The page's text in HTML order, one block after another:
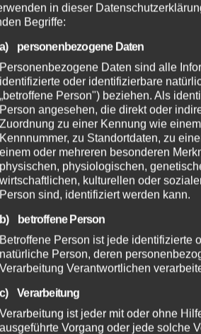
in dieser
Begriffe:
a) personenbezogene Daten
Personenbezogene Daten sind alle
identifizierte oder identifizierbare
„betroffene Person") beziehen. Als
Person angesehen, die direkt oder
Zuordnung zu einer Kennung wie
Kennnummer, zu Standortdaten, zu
einem oder mehreren besonderen
physischen, physiologischen,
wirtschaftlichen, kulturellen oder
Person sind, identifiziert werden kann.
b) betroffene Person
Betroffene Person ist jede identifizierte
natürliche Person, deren
Verarbeitung Verantwortlichen
c) Verarbeitung
Verarbeitung ist jeder mit oder ohne
ausgeführte Vorgang oder jede solche